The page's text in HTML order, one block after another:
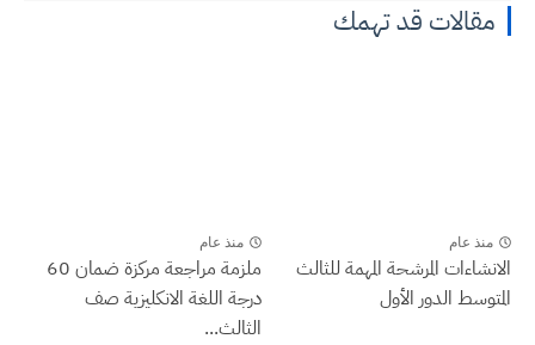
مقالات قد تهمك
منذ عام
الانشاءات المرشحة المهمة للثالث
المتوسط الدور الأول
منذ عام
ملزمة مراجعة مركزة ضمان 60
درجة اللغة الانكليزية صف
الثالث...